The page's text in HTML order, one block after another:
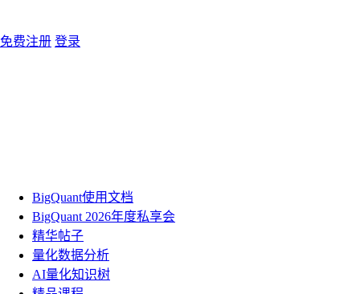
免费注册 登录
BigQuant使用文档
BigQuant 2026年度私享会
精华帖子
量化数据分析
AI量化知识树